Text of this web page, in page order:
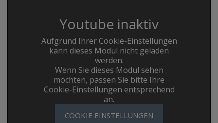
Youtube inaktiv
Aufgrund Ihrer Cookie-Einstellungen
kann dieses Modul nicht geladen
werden.
Wenn Sie dieses Modul sehen
möchten, passen Sie bitte Ihre
Cookie-Einstellungen entsprechend
an.
COOKIE EINSTELLUNGEN